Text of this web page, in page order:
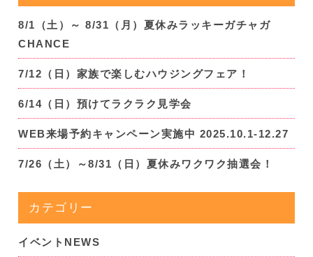
8/1（土）～ 8/31（月）夏休みラッキーガチャガ
CHANCE
7/12（日）家族で楽しむハウジングフェア！
6/14（日）預けてラクラク見学会
WEB来場予約キャンペーン実施中 2025.10.1-12.27
7/26（土）～8/31（日）夏休みワクワク抽選会！
カテゴリー
イベントNEWS